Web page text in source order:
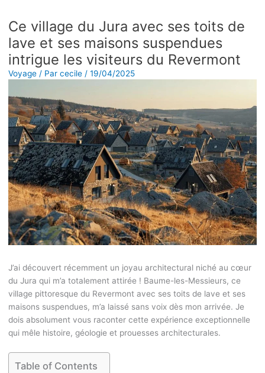
Ce village du Jura avec ses toits de
lave et ses maisons suspendues
intrigue les visiteurs du Revermont
Voyage/ Par cecile / 19/04/2025
J’ai découvert récemment un joyau architectural niché au cœur
du Jura qui m’a totalement attirée ! Baume-les-Messieurs, ce
village pittoresque du Revermont avec ses toits de lave et ses
maisons suspendues, m’a laissé sans voix dès mon arrivée. Je
dois absolument vous raconter cette expérience exceptionnelle
qui mêle histoire, géologie et prouesses architecturales.
Table of Contents